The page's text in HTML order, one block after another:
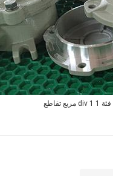
فئة 1 div 1 مربع تقاطع